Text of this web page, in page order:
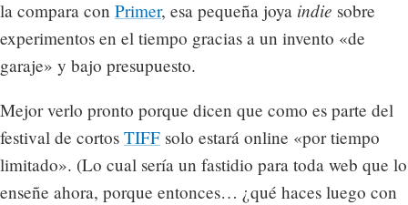
la compara con Primer, esa pequeña joya indie sobre
experimentos en el tiempo gracias a un invento «de
garaje» y bajo presupuesto.
Mejor verlo pronto porque dicen que como es parte del
festival de cortos TIFF solo estará online «por tiempo
limitado». (Lo cual sería un fastidio para toda web que lo
enseñe ahora, porque entonces… ¿qué haces luego con